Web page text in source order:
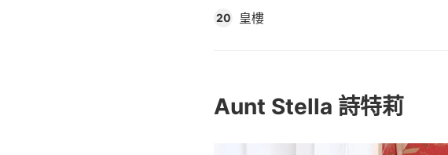
20 皇樓
Aunt Stella 詩特莉